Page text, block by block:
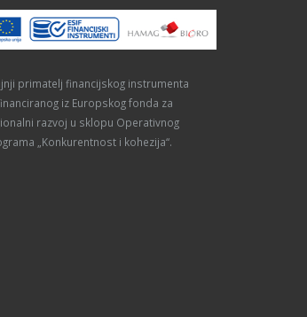
primatelj financijskog instrumenta
iz Europskog fonda za
razvoj u sklopu Operativnog
„Konkurentnost i kohezija“.